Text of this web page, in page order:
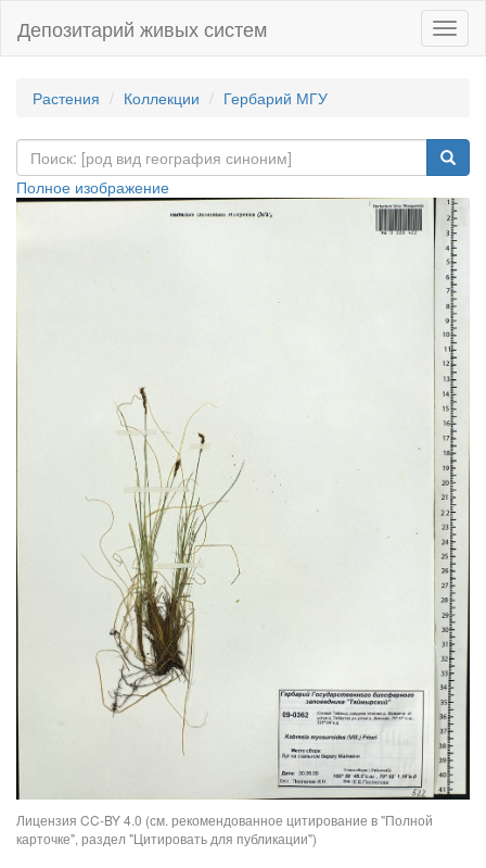
Депозитарий живых систем
Растения Коллекции Гербарий МГУ
Полное изображение
Лицензия CC-BY 4.0 (см. рекомендованное цитирование в "Полной
карточке", раздел "Цитировать для публикации")